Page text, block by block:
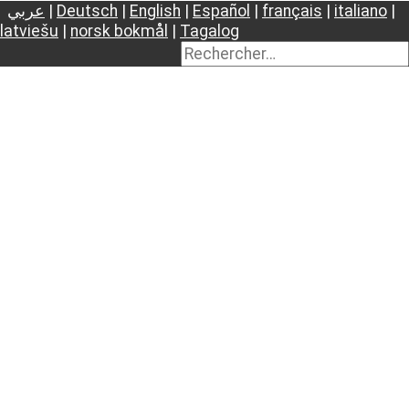
عربي | Deutsch | English | Español | français | italiano |
latviešu | norsk bokmål | Tagalog